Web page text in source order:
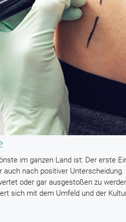
im ganzen Land ist: Der erste
nach positiver
oder gar ausgestoßen zu
sich mit dem Umfeld und der